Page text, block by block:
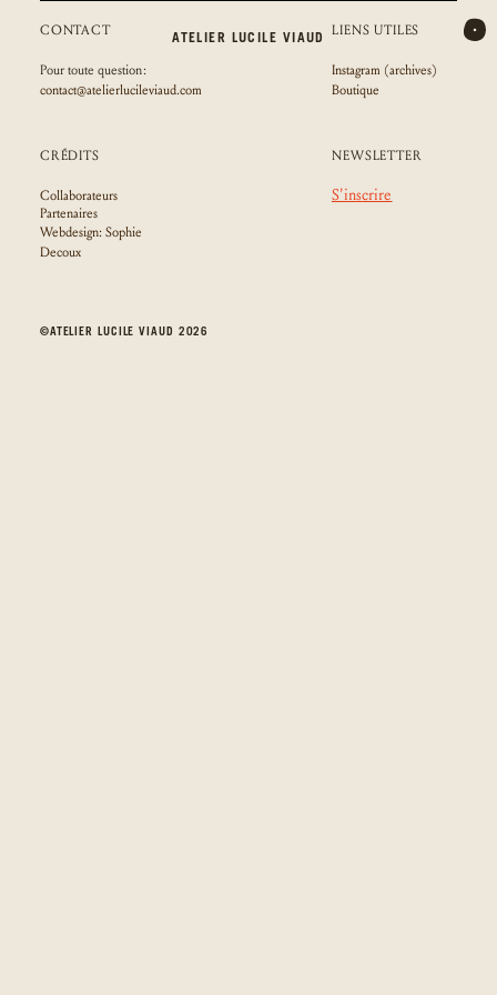
ATELIER LUCILE VIAUD
CONTACT
Pour toute question :
contact@atelierlucileviaud.com
LIENS UTILES
Instagram (archives)
Boutique
CRÉDITS
Collaborateurs
Partenaires
Webdesign: Sophie
Decoux
NEWSLETTER
S'inscrire
©ATELIER LUCILE VIAUD 2026